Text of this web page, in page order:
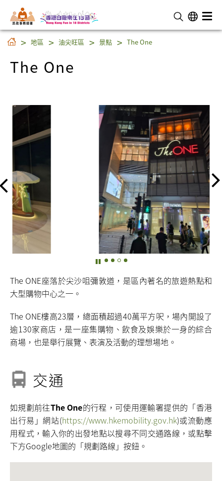
民 政 事 務 總 署
The One
地區 油尖旺區 景點 The One
The One
The ONE座落於尖沙咀彌敦道，是區內著名的旅遊熱點和
大型購物中心之一。
The ONE樓高23層，總面積超過40萬平方呎，場內開設了
逾130家商店，是一座集購物、飲食及娛樂於一身的綜合
商場，也是舉行展覽、表演及活動的理想場地。
交通
如規劃前往The One的行程，可使用運輸署提供的「香港
出行易」網站(https://www.hkemobility.gov.hk)或流動應
用程式，輸入你的出發地點以搜尋不同交通路線，或點擊
下方Google地圖的「規劃路線」按鈕。